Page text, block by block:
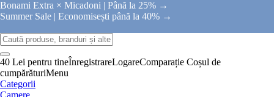
Bonami Extra × Micadoni | Până la 25% →
Summer Sale | Economisești până la 40% →
40 Lei pentru tineÎnregistrareLogareComparație Coșul de
cumpărăturiMenu
Categorii
Camere